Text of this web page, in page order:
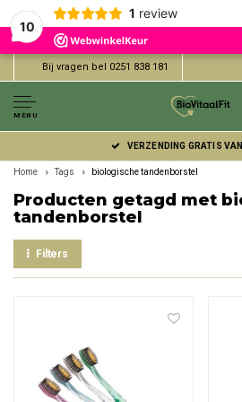
10
1 review
Bij vragen bel 0251 838 181
MENU
VERZENDING GRATIS
Home Tags biologische tandenborstel
Producten getagd met
tandenborstel
Filters